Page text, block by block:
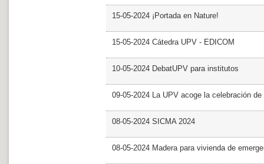
15-05-2024 ¡Portada en Nature!
15-05-2024 Cátedra UPV - EDICOM
10-05-2024 DebatUPV para institutos
09-05-2024 La UPV acoge la celebración
08-05-2024 SICMA 2024
08-05-2024 Madera para vivienda de